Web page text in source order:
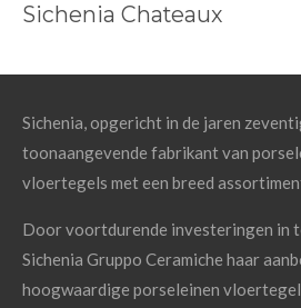
Sichenia Chateaux
Sichenia, opgericht in de jaren
toonaangevende fabrikant van
vloertegels met een breed
Door voortdurende investeringen in
Sichenia Gruppo Ceramiche haar
hoogwaardige porseleinen